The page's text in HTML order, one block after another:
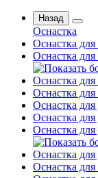
Назад
Оснастка
Оснастка
Оснастка
Оснастка для
Оснастка для
Оснастка
Оснастка для
Оснастка для
Оснастка
Оснастка